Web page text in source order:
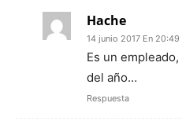
Hache
14 junio 2017 En 20:49
Es un
del año…
Respuesta